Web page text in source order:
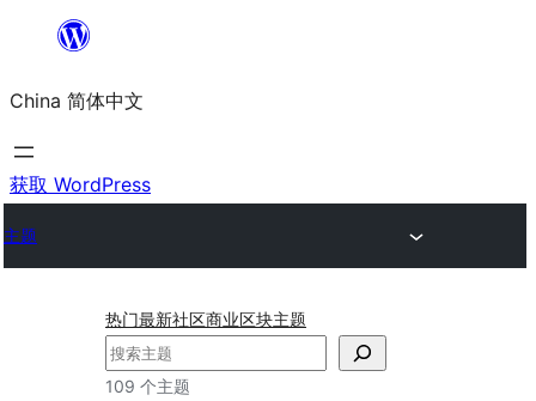
内
容
China 简体中文
获取 WordPress
主题
热门最新社区商业区块主题
搜
索
109 个主题